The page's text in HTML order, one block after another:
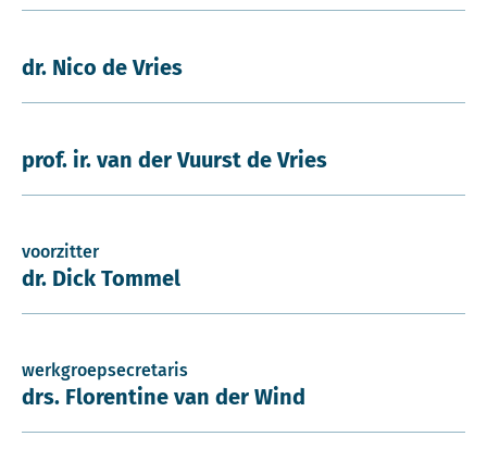
dr. Nico de Vries
prof. ir. van der Vuurst de Vries
voorzitter
dr. Dick Tommel
werkgroepsecretaris
drs. Florentine van der Wind